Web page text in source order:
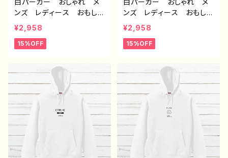
ンズ レディース おもしろ
パーカー おすすめ 個性
的 面白い ユニーク 人
気 イラストレーター 絵
ナル デザイン グッズ
片面印刷 ノンブランド タ
イトル：デザインパーカー
№659 J1-9
¥2,958
15%OFF
ンズ レディース おもしろ
パーカー おすすめ 個性
的 面白い ユニーク 人
気 イラストレーター 絵
ナル デザイン グッズ
片面印刷 タイトル：デザイ
ンパーカー №658 J1-9
¥2,958
15%OFF